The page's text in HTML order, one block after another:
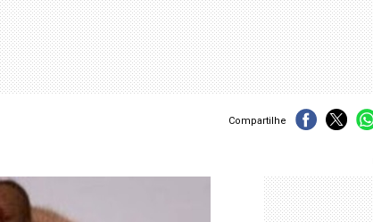
Compartilhe